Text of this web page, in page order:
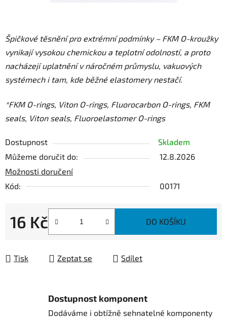
Špičkové těsnění pro extrémní podmínky – FKM O-kroužky
vynikají vysokou chemickou a teplotní odolností, a proto
nacházejí uplatnění v náročném průmyslu, vakuových
systémech i tam, kde běžné elastomery nestačí.
*FKM O-rings, Viton O-rings, Fluorocarbon O-rings, FKM
seals, Viton seals, Fluoroelastomer O-rings
Dostupnost
Skladem
Můžeme doručit do:
12.8.2026
Možnosti doručení
Kód:
00171
16 Kč
Měrná cena:
DO KOŠÍKU
Tisk Zeptat se Sdílet
Dostupnost komponent
Dodáváme i obtížně sehnatelné komponenty